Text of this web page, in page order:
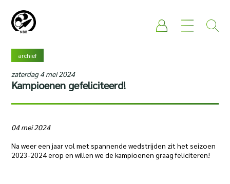
archief
zaterdag 4 mei 2024
Kampioenen gefeliciteerd!
04 mei 2024
Na weer een jaar vol met spannende wedstrijden zit het seizoen
2023-2024 erop en willen we de kampioenen graag feliciteren!